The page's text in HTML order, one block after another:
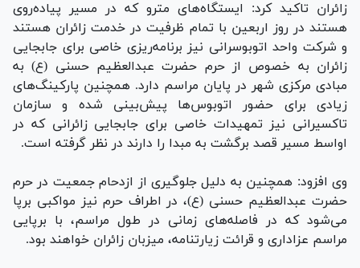
زائران تاکید کرد: ایستگاه‌های مترو که در مسیر پیاده‌روی
هستند در روز اربعین با تمام ظرفیت در خدمت زائران هستند
و شرکت واحد اتوبوسرانی نیز برنامه‌ریزی خاصی برای جابجایی
زائران به خصوص از حرم حضرت عبدالعظیم حسنی (ع) به
مبادی مرکزی شهر در پایان مراسم دارد. همچنین پارکینگ‌های
زیادی برای حضور اتوبوس‌ها پیش‌بینی شده و سازمان
تاکسیرانی نیز تمهیدات خاصی برای جابجایی زائرانی که در
اواسط مسیر قصد برگشت به مبدا را دارند در نظر گرفته است.
وی افزود: همچنین به دلیل جلوگیری از ازدحام جمعیت در حرم
حضرت عبدالعظیم حسنی (ع)، در اطراف حرم نیز مواکبی برپا
می‌شود که در فاصله‌های زمانی در طول مراسم، با برپایی
مراسم عزاداری و قرائت زیارتنامه، میزبان زائران خواهند بود.